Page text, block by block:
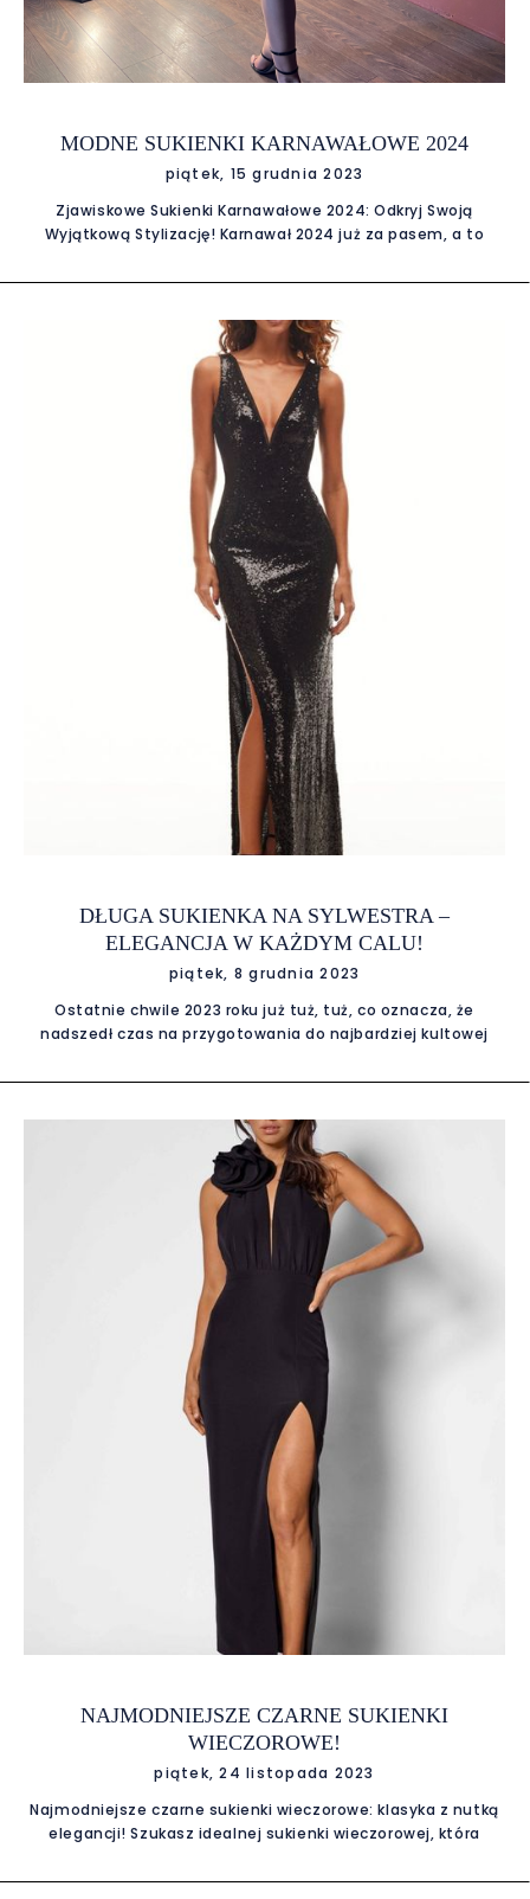
MODNE SUKIENKI KARNAWAŁOWE 2024
piątek, 15 grudnia 2023
Zjawiskowe Sukienki Karnawałowe 2024: Odkryj Swoją
Wyjątkową Stylizację! Karnawał 2024 już za pasem, a to
niezapomnianej nocy pełnej tańca, śmiechu i
trapi każdą kobietę: jaka sukienka będzie odpowiednia na tę
wyjątkową okazję? Nie martw się, jesteśmy tutaj, aby pomóc
Ci znaleźć idealny strój, który wyróżni Cię na parkiecie i
sprawi, że poczujesz się jak prawdziwa królowa karnawału.
Trendy na Karnawał 2024 Metaliczne Odsłony: W tym
sezonie błyszczące tkaniny zdobywają serca fashionistek.
Wybierz sukienkę w odcieniach srebra, złota lub miedzi, aby
migoczącym blaskiem przyciągać spojrzenia. To idealny
wybór dla pewnych siebie kobiet, które kochają być w
centrum uwagi. Klasyka z Nutką Nowoczesności: Nie ma nic
bardziej eleganckiego niż klasyczna, czarna sukienka. Dodaj
jej jednak odrobinę pikanterii
DŁUGA SUKIENKA NA SYLWESTRA –
ELEGANCJA W KAŻDYM CALU!
piątek, 8 grudnia 2023
Ostatnie chwile 2023 roku już tuż, tuż, co oznacza, że
nadszedł czas na przygotowania do najbardziej kultowej
zaskoczyć wszystkich swoją elegancją i stylem, odpowiedź
przeprowadzimy Cię przez najgorętsze trendy i propozycje
na zakończenie roku w niepowtarzalnym stylu. Długa
sukienka na sylwestra – elegancja w każdym calu Nie ma
chyba nic bardziej klasycznego i jednocześnie
olśniewającego niż długa sukienka. To idealny wybór na
Sylwestra, który dodaje charakteru każdej kobiecie. Długi
fason nie tylko prezentuje się niezwykle stylowo, ale również
dodaje pewności siebie i wyjątkowości. Trendy na Sylwestra
2024 Metaliczne Cudo Chcesz być gwiazdą wieczoru?
Wybierz długą sukienkę w odcieniach metaliczneg
NAJMODNIEJSZE CZARNE SUKIENKI
WIECZOROWE!
piątek, 24 listopada 2023
Najmodniejsze czarne sukienki wieczorowe: klasyka z nutką
elegancji! Szukasz idealnej sukienki wieczorowej, która
imprezie? Zajrzyj do E-Garderobe i sprawdź nasze